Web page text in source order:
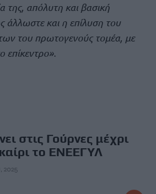
της, απόλυτη και βασική
άλλωστε και η επίλυση του
του πρωτογενούς τομέα, με
επίκεντρο».
στις Γούρνες μέχρι
το ΕΝΕΕΓΥΛ
2025